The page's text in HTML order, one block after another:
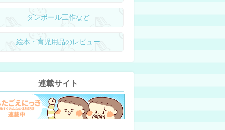
ダンボール工作など
絵本・育児用品のレビュー
連載サイト